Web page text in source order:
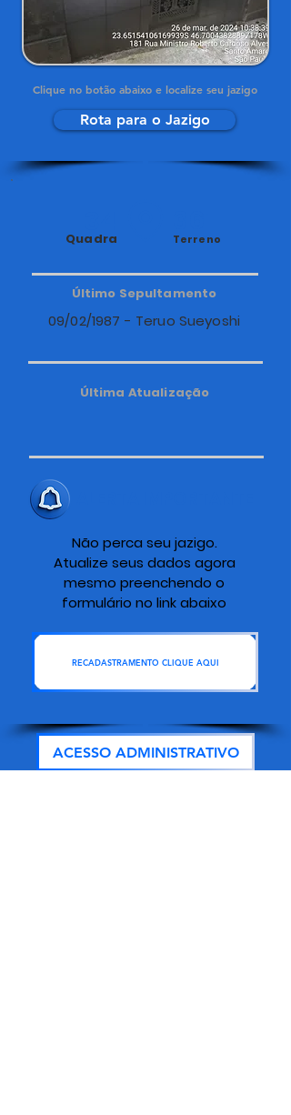
Clique no botão abaixo e localize seu jazigo
Rota para o Jazigo
Quadra Terreno
Último Sepultamento
09/02/1987 - Teruo Sueyoshi
Última Atualização
Não perca seu jazigo.
Atualize seus dados agora
mesmo preenchendo o
formulário no link abaixo
RECADASTRAMENTO CLIQUE AQUI
ACESSO ADMINISTRATIVO